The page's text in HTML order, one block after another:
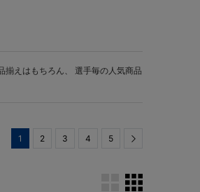
揃えはもちろん、 選手毎の人気商品
1 2 3 4 5